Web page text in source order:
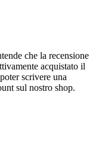
che la recensione
acquistato il
scrivere una
sul nostro shop.